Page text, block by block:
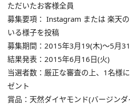
ただいたお客様全員
募集要項： Instagram または 楽天
いる様子を投稿
募集期間：2015年3月19(木)～5月
結果発表：2015年6月16日(火)
当選者数：厳正な審査の上、1名様
ゼント
賞品：天然ダイヤモンド(バージン